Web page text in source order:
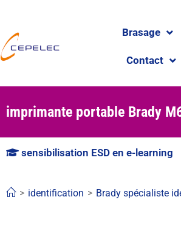
Brasage
Contact
imprimante portable Brady
sensibilisation ESD en e-learning
> identification > Brady spécialiste